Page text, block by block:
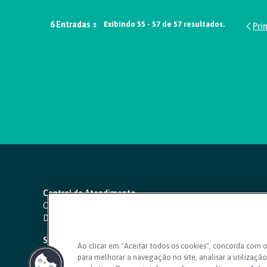
6 Entradas Exibindo 55 - 57 de 57 resultados.
Central de Atendimento
Capitais e regiões metropolitanas:
Demais localidades:
SAC 24 horas
Ouvidoria
Ao clicar em "Aceitar todos os cookies", concorda com
para melhorar a navegação no site, analisar a